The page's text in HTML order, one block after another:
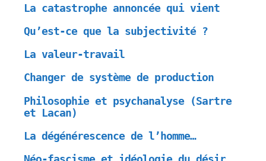
La catastrophe annoncée qui vient
Qu’est-ce que la subjectivité ?
La valeur-travail
Changer de système de production
Philosophie et psychanalyse (Sartre
et Lacan)
La dégénérescence de l’homme…